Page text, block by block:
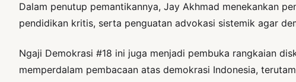
Dalam penutup pemantikannya, Jay Akhmad menekankan
pendidikan kritis, serta penguatan advokasi sistemik agar
Ngaji Demokrasi #18 ini juga menjadi pembuka rangkaian
memperdalam pembacaan atas demokrasi Indonesia,